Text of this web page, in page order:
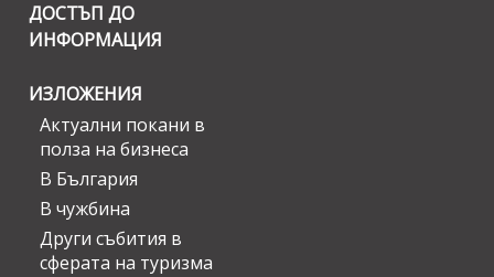
ДОСТЪП ДО
ИНФОРМАЦИЯ
ИЗЛОЖЕНИЯ
Актуални покани в
полза на бизнеса
В България
В чужбина
Други събития в
сферата на туризма